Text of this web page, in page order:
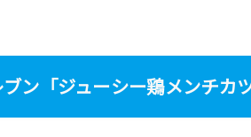
ン「ジューシー鶏メンチカ